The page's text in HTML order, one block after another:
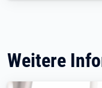
Weitere